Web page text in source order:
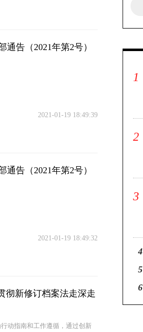
告（2021年第2号）
2021-01-19 18:49:39
告（2021年第2号）
2021-01-19 18:49:32
彻新修订档案法走深走
动指南和工作遵循，通过创新
1
2
3
4
5
6